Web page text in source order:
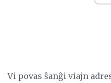
Vi povas ŝanĝi viajn